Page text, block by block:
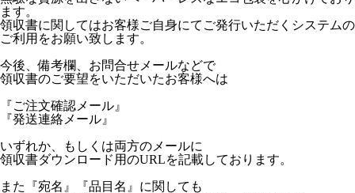
ます。
領収書に関してはお客様ご自身にてご発行いただくシステムの
ご利用をお願い致します。
今後、備考欄、お問合せメールなどで
領収書のご要望をいただいたお客様へは
『ご注文確認メール』
『発送連絡メール』
いずれか、もしくは両方のメールに
領収書ダウンロード用のURLを記載しております。
また『宛名』『品目名』に関しても